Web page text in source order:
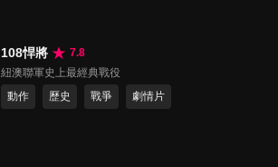
108悍將
7.8
紐澳聯軍史上最經典戰役
動作
歷史 戰爭 劇情片